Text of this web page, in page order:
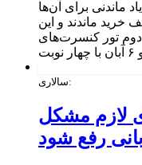
ماندنی برای آن‌ها
ماندند و این
تور کنسرت‌های
سالاری:
لازم مشکل
رفع شود